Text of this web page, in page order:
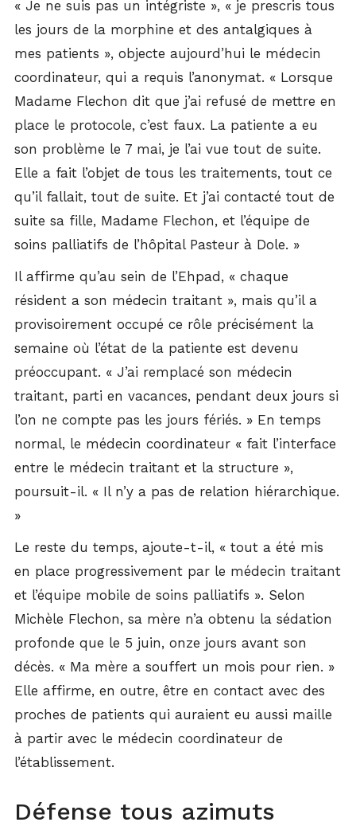
« Je ne suis pas un intégriste », « je prescris tous
les jours de la morphine et des antalgiques à
mes patients », objecte aujourd’hui le médecin
coordinateur, qui a requis l’anonymat. « Lorsque
Madame Flechon dit que j’ai refusé de mettre en
place le protocole, c’est faux. La patiente a eu
son problème le 7 mai, je l’ai vue tout de suite.
Elle a fait l’objet de tous les traitements, tout ce
qu’il fallait, tout de suite. Et j’ai contacté tout de
suite sa fille, Madame Flechon, et l’équipe de
soins palliatifs de l’hôpital Pasteur à Dole. »
Il affirme qu’au sein de l’Ehpad, « chaque
résident a son médecin traitant », mais qu’il a
provisoirement occupé ce rôle précisément la
semaine où l’état de la patiente est devenu
préoccupant. « J’ai remplacé son médecin
traitant, parti en vacances, pendant deux jours si
l’on ne compte pas les jours fériés. » En temps
normal, le médecin coordinateur « fait l’interface
entre le médecin traitant et la structure »,
poursuit-il. « Il n’y a pas de relation hiérarchique.
»
Le reste du temps, ajoute-t-il, « tout a été mis
en place progressivement par le médecin traitant
et l’équipe mobile de soins palliatifs ». Selon
Michèle Flechon, sa mère n’a obtenu la sédation
profonde que le 5 juin, onze jours avant son
décès. « Ma mère a souffert un mois pour rien. »
Elle affirme, en outre, être en contact avec des
proches de patients qui auraient eu aussi maille
à partir avec le médecin coordinateur de
l’établissement.
Défense tous azimuts